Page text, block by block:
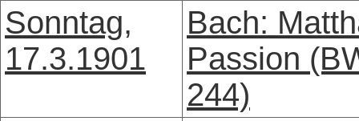
Sonntag,
17.3.1901
Bach:
Passion
244)